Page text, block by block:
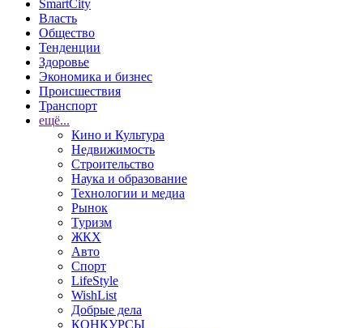
SmartCity
Власть
Общество
Тенденции
Здоровье
Экономика и бизнес
Происшествия
Транспорт
ещё...
Кино и Культура
Недвижимость
Строительство
Наука и образование
Технологии и медиа
Рынок
Туризм
ЖКХ
Авто
Спорт
LifeStyle
WishList
Добрые дела
КОНКУРСЫ